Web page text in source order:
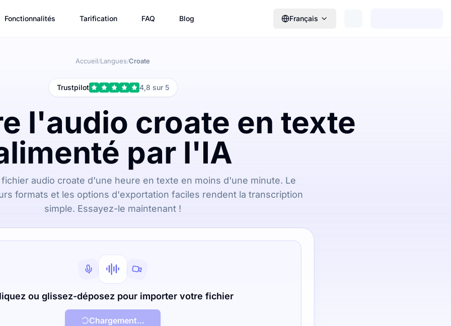
Fonctionnalités Tarification FAQ Blog Français
Accueil/Langues/Croate
Trustpilot 4,8 sur 5
l'audio croate en texte
par l'IA
audio croate d'une heure en texte en moins d'une minute. Le
formats et les options d'exportation faciles rendent la transcription
simple. Essayez-le maintenant !
ou glissez-déposez pour importer votre fichier
Chargement...